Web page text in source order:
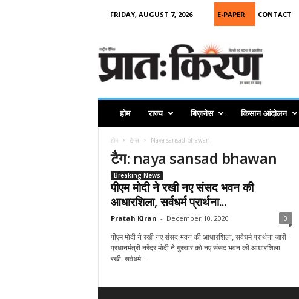
FRIDAY, AUGUST 7, 2026 E-PAPER CONTACT
r
a
t
h
होम राज्य बिज़नेस किसान आंदोलन
होम टैग्स Naya sansad bhawan
टैग: naya sansad bhawan
Breaking News
पीएम मोदी ने रखी नए संसद भवन की
आधारशिला, सर्वधर्म प्रार्थना...
Pratah Kiran - December 10, 2020 0
पीएम मोदी ने रखी नए संसद भवन की आधारशिला, सर्वधर्म प्रार्थना जारी
प्रधानमंत्री नरेंद्र मोदी ने गुरुवार को नए संसद भवन की आधारशिला
रखी. सर्वधर्म...